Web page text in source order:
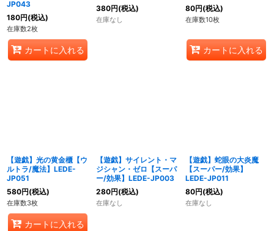
JP043
180円(税込)
在庫数2枚
カートに入れる
380円(税込)
在庫なし
80円(税込)
在庫数10枚
カートに入れる
【遊戯】光の黄金櫃【ウ
ルトラ/魔法】LEDE-
JP051
580円(税込)
在庫数3枚
カートに入れる
【遊戯】サイレント・マ
ジシャン・ゼロ【スーパ
ー/効果】LEDE-JP003
280円(税込)
在庫なし
【遊戯】蛇眼の大炎魔
【スーパー/効果】
LEDE-JP011
80円(税込)
在庫なし